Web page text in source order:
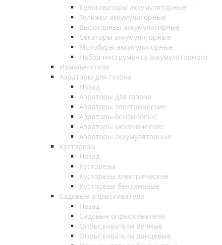
Культиваторы аккумуляторные
Тележки аккумуляторные
Высоторезы аккумуляторные
Секаторы аккумуляторные
Мотобуры аккумуляторные
Набор инструмента аккумуляторного
Измельчители
Аэраторы для газона
Назад
Аэраторы для газона
Аэраторы электрические
Аэраторы бензиновые
Аэраторы механические
Аэраторы аккумуляторные
Кусторезы
Назад
Кусторезы
Кусторезы электрические
Кусторезы бензиновые
Садовые опрыскиватели
Назад
Садовые опрыскиватели
Опрыскиватели ручные
Опрыскиватели ранцевые